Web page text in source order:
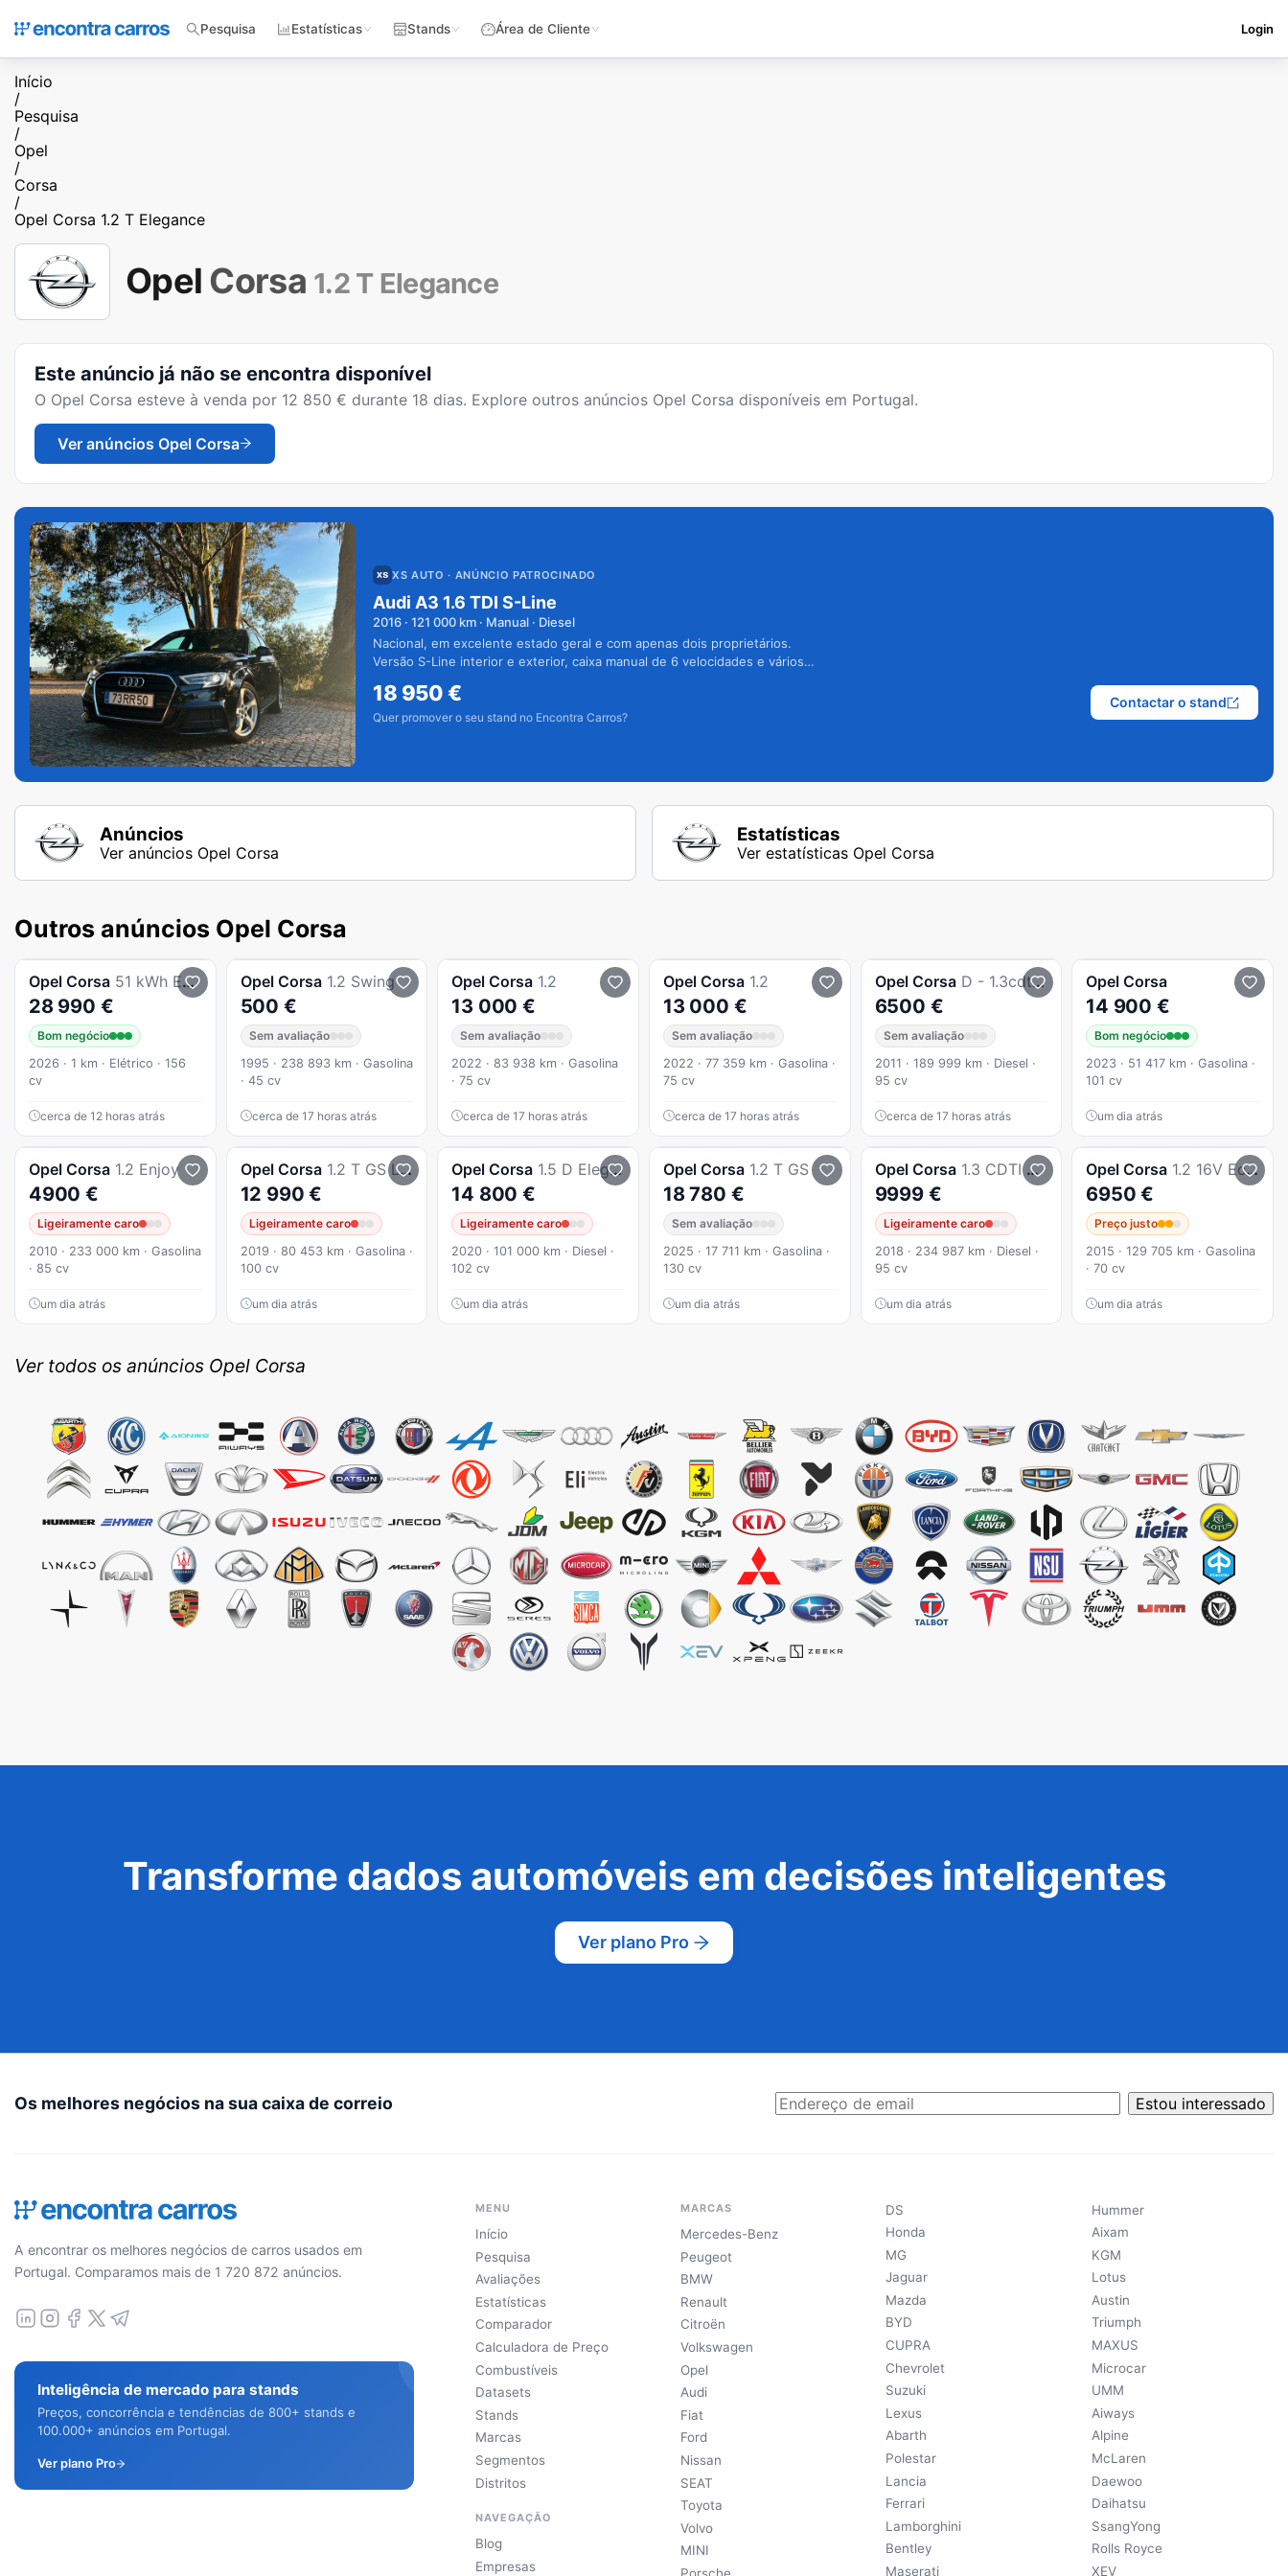
Pesquisa Estatísticas Stands Área de Cliente Login
Início
/
Pesquisa
/
Opel
/
Corsa
/
Opel Corsa 1.2 T Elegance
Opel Corsa 1.2 T Elegance
Este anúncio já não se encontra disponível
O Opel Corsa esteve à venda por 12 850 € durante 18 dias. Explore outros anúncios Opel Corsa disponíveis em Portugal.
Ver anúncios Opel Corsa
XS AUTO · ANÚNCIO PATROCINADO
Audi A3 1.6 TDI S-Line
2016 · 121 000 km · Manual · Diesel
Nacional, em excelente estado geral e com apenas dois proprietários.
Versão S-Line interior e exterior, caixa manual de 6 velocidades e vários
18 950€
Quer promover o seu stand no Encontra Carros?
Contactar o stand
Anúncios
Ver anúncios Opel Corsa
Estatísticas
Ver estatísticas Opel Corsa
Outros anúncios Opel Corsa
Opel Corsa 51 kWh Edition
28 990 €
Bom negócio
2026 · 1 km · Elétrico · 156
cv
cerca de 12 horas atrás
Opel Corsa 1.2 Swing
500 €
Sem avaliação
1995 · 238 893 km · Gasolina
· 45 cv
cerca de 17 horas atrás
Opel Corsa 1.2
13 000 €
Sem avaliação
2022 · 83 938 km · Gasolina
· 75 cv
cerca de 17 horas atrás
Opel Corsa 1.2
13 000 €
Sem avaliação
2022 · 77 359 km · Gasolina ·
75 cv
cerca de 17 horas atrás
Opel Corsa D - 1.3cdti - 95cv - Black Edition Sport
6500 €
Sem avaliação
2011 · 189 999 km · Diesel ·
95 cv
cerca de 17 horas atrás
Opel Corsa
14 900 €
Bom negócio
2023 · 51 417 km · Gasolina ·
101 cv
um dia atrás
Opel Corsa 1.2 Enjoy
4900 €
Ligeiramente caro
2010 · 233 000 km · Gasolina
· 85 cv
um dia atrás
Opel Corsa 1.2 T GS Line
12 990 €
Ligeiramente caro
2019 · 80 453 km · Gasolina ·
100 cv
um dia atrás
Opel Corsa 1.5 D Elegance
14 800 €
Ligeiramente caro
2020 · 101 000 km · Diesel ·
102 cv
um dia atrás
Opel Corsa 1.2 T GS
18 780 €
Sem avaliação
2025 · 17 711 km · Gasolina ·
130 cv
um dia atrás
Opel Corsa 1.3 CDTI Business
9999 €
Ligeiramente caro
2018 · 234 987 km · Diesel ·
95 cv
um dia atrás
Opel Corsa 1.2 16V EcoFLEX Active
6950 €
Preço justo
2015 · 129 705 km · Gasolina
· 70 cv
um dia atrás
Ver todos os anúncios Opel Corsa
Transforme dados automóveis em decisões inteligentes
Ver plano Pro
Os melhores negócios na sua caixa de correio Estou interessado
A encontrar os melhores negócios de carros usados em
Portugal. Comparamos mais de 1 720 872 anúncios.
Inteligência de mercado para stands
Preços, concorrência e tendências de 800+ stands e
100.000+ anúncios em Portugal.
Ver plano Pro
MENU
Início
Pesquisa
Avaliações
Estatísticas
Comparador
Calculadora de Preço
Combustíveis
Datasets
Stands
Marcas
Segmentos
Distritos
NAVEGAÇÃO
Blog
Empresas
MARCAS
Mercedes-Benz
Peugeot
BMW
Renault
Citroën
Volkswagen
Opel
Audi
Fiat
Ford
Nissan
SEAT
Toyota
Volvo
MINI
DS
Honda
MG
Jaguar
Mazda
BYD
CUPRA
Chevrolet
Suzuki
Lexus
Abarth
Polestar
Lancia
Ferrari
Lamborghini
Bentley
Maserati
Hummer
Aixam
KGM
Lotus
Austin
Triumph
MAXUS
Microcar
UMM
Aiways
Alpine
McLaren
Daewoo
Daihatsu
SsangYong
Rolls Royce
XEV